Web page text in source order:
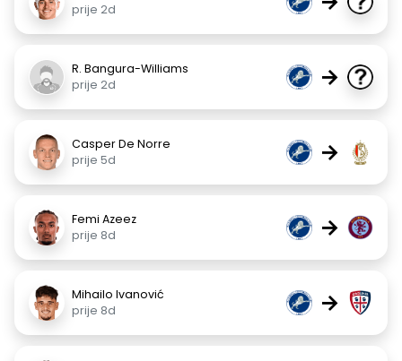
prije 2d
R. Bangura-Williams
prije 2d
→
Casper De Norre
prije 5d
→
Femi Azeez
prije 8d
→
Mihailo Ivanović
prije 8d
→